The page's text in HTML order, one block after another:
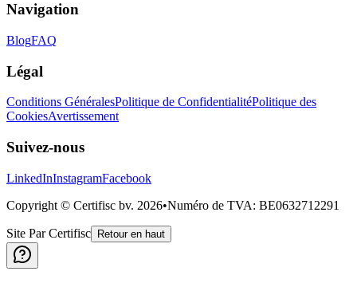
Navigation
BlogFAQ
Légal
Conditions GénéralesPolitique de ConfidentialitéPolitique des
CookiesAvertissement
Suivez-nous
LinkedInInstagramFacebook
Copyright © Certifisc bv. 2026•Numéro de TVA: BE0632712291
Site Par Certifisc Retour en haut